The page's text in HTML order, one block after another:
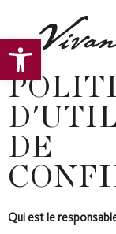
Ouvrir la barre d’outils
DE
Qui est le